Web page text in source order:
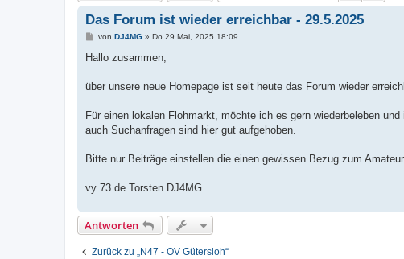
Das Forum ist wieder erreichbar - 29.5.2025
B
i
a
von DJ4MG» Do 29 Mai, 2025 18:09
Hallo zusammen,
über unsere neue Homepage ist seit heute das Forum wieder
Für einen lokalen Flohmarkt, möchte ich es gern wiederbeleben
auch Suchanfragen sind hier gut aufgehoben.
Bitte nur Beiträge einstellen die einen gewissen Bezug zum
vy 73 de Torsten DJ4MG
Antworten
Zurück zu „N47 - OV Gütersloh“